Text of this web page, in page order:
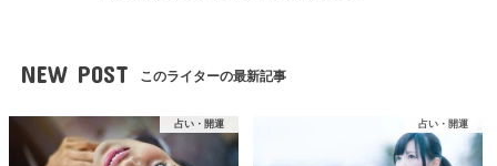
NEW POST このライターの最新記事
占い・開運 占い・開運